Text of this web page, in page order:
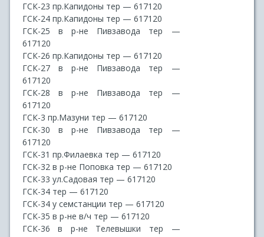
ГСК-23 пр.Капидоны тер — 617120
ГСК-24 пр.Капидоны тер — 617120
ГСК-25 в р-не Пивзавода тер —
617120
ГСК-26 пр.Капидоны тер — 617120
ГСК-27 в р-не Пивзавода тер —
617120
ГСК-28 в р-не Пивзавода тер —
617120
ГСК-3 пр.Мазуни тер — 617120
ГСК-30 в р-не Пивзавода тер —
617120
ГСК-31 пр.Филаевка тер — 617120
ГСК-32 в р-не Поповка тер — 617120
ГСК-33 ул.Садовая тер — 617120
ГСК-34 тер — 617120
ГСК-34 у семстанции тер — 617120
ГСК-35 в р-не в/ч тер — 617120
ГСК-36 в р-не Телевышки тер —